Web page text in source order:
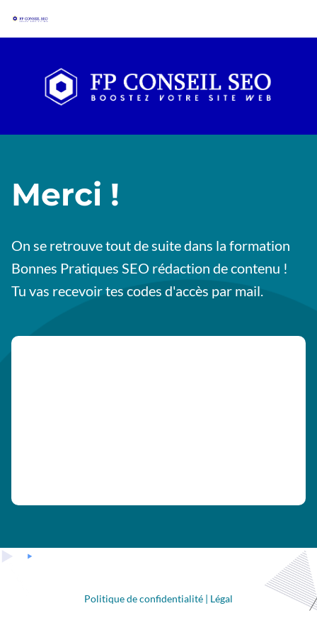
Merci !
On se retrouve tout de suite dans la formation
Bonnes Pratiques SEO rédaction de contenu !
Tu vas recevoir tes codes d'accès par mail.
Politique de confidentialité | Légal